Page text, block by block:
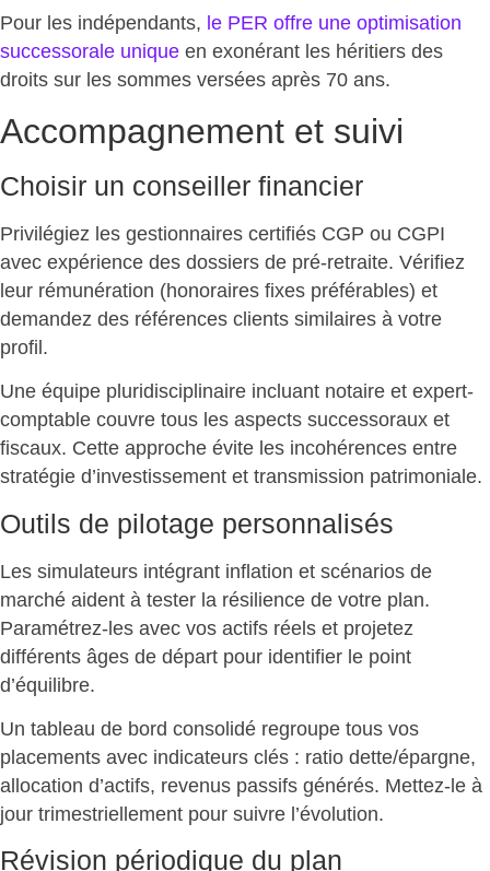
Pour les indépendants, le PER offre une optimisation
successorale unique en exonérant les héritiers des
droits sur les sommes versées après 70 ans.
Accompagnement et suivi
Choisir un conseiller financier
Privilégiez les gestionnaires certifiés CGP ou CGPI
avec expérience des dossiers de pré-retraite. Vérifiez
leur rémunération (honoraires fixes préférables) et
demandez des références clients similaires à votre
profil.
Une équipe pluridisciplinaire incluant notaire et expert-
comptable couvre tous les aspects successoraux et
fiscaux. Cette approche évite les incohérences entre
stratégie d’investissement et transmission patrimoniale.
Outils de pilotage personnalisés
Les simulateurs intégrant inflation et scénarios de
marché aident à tester la résilience de votre plan.
Paramétrez-les avec vos actifs réels et projetez
différents âges de départ pour identifier le point
d’équilibre.
Un tableau de bord consolidé regroupe tous vos
placements avec indicateurs clés : ratio dette/épargne,
allocation d’actifs, revenus passifs générés. Mettez-le à
jour trimestriellement pour suivre l’évolution.
Révision périodique du plan